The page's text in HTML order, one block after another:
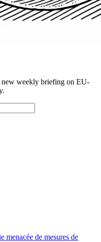
new weekly briefing on EU-
menacée de mesures de